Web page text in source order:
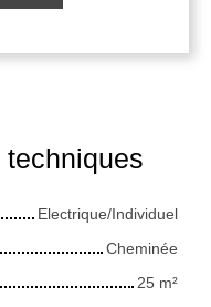
techniques
Electrique/Individuel
Cheminée
25 m²